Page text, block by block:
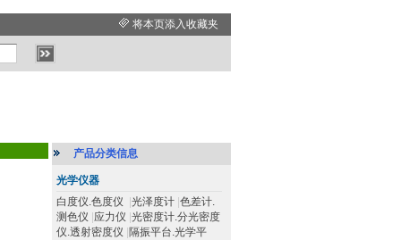
将本页添入收藏夹
产品分类信息
光学仪器
白度仪.色度仪
光泽度计 色差计.
测色仪 应力仪 光密度计.分光密度
仪.透射密度仪 隔振平台.光学平